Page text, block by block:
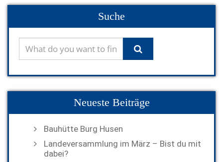
Suche
Neueste Beiträge
Bauhütte Burg Husen
Landeversammlung im März – Bist du mit
dabei?